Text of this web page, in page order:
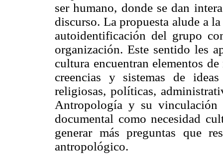
ser humano, donde se dan
discurso. La propuesta alude a
autoidentificación del grupo
organización. Este sentido les
cultura encuentran elementos
creencias y sistemas de
religiosas, políticas,
Antropología y su
documental como necesidad
generar más preguntas que
antropológico.